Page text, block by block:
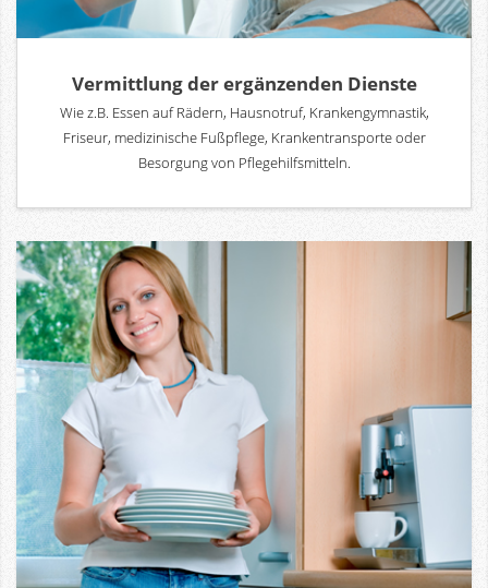
Vermittlung der ergänzenden Dienste
Wie z.B. Essen auf Rädern, Hausnotruf, Krankengymnastik,
Friseur, medizinische Fußpflege, Krankentransporte oder
Besorgung von Pflegehilfsmitteln.